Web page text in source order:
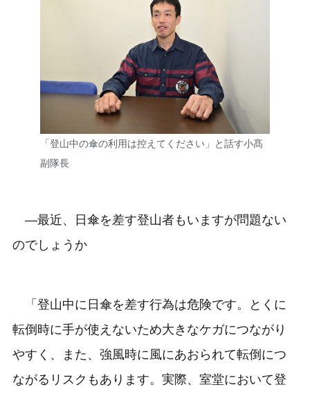
「登山中の傘の利用は控えてください」と話す小髙
副隊長
―最近、日傘を差す登山者もいますが問題ない
のでしょうか
「登山中に日傘を差す行為は危険です。とくに
転倒時に手が使えないため大きなケガにつながり
やすく、また、強風時に風にあおられて転倒につ
ながるリスクもあります。実際、室堂において登